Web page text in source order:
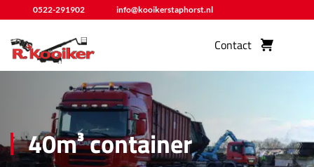
0522-291902 info@kooikerstaphorst.nl
Contact
40m³ container